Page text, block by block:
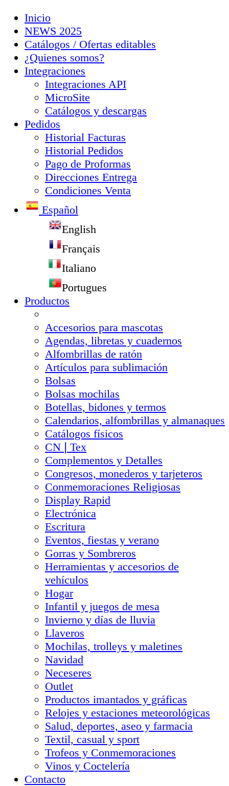
Inicio
NEWS 2025
Catálogos / Ofertas editables
¿Quienes somos?
Integraciones
Integraciones API
MicroSite
Catálogos y descargas
Pedidos
Historial Facturas
Historial Pedidos
Pago de Proformas
Direcciones Entrega
Condiciones Venta
Español
English
Français
Italiano
Portugues
Productos
Accesorios para mascotas
Agendas, libretas y cuadernos
Alfombrillas de ratón
Artículos para sublimación
Bolsas
Bolsas mochilas
Botellas, bidones y termos
Calendarios, alfombrillas y almanaques
Catálogos físicos
CN❘Tex
Complementos y Detalles
Congresos, monederos y tarjeteros
Conmemoraciones Religiosas
Display Rapid
Electrónica
Escritura
Eventos, fiestas y verano
Gorras y Sombreros
Herramientas y accesorios de
vehículos
Hogar
Infantil y juegos de mesa
Invierno y días de lluvia
Llaveros
Mochilas, trolleys y maletines
Navidad
Neceseres
Outlet
Productos imantados y gráficas
Relojes y estaciones meteorológicas
Salud, deportes, aseo y farmacia
Textil, casual y sport
Trofeos y Conmemoraciones
Vinos y Coctelería
Contacto